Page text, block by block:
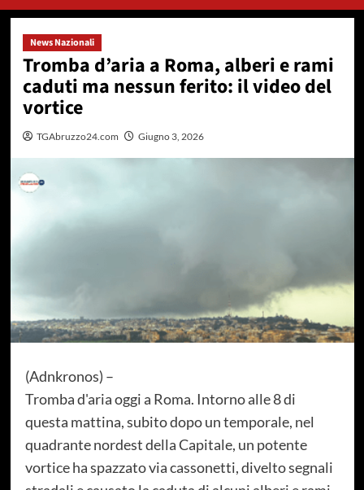
News Nazionali
Tromba d’aria a Roma, alberi e rami
caduti ma nessun ferito: il video del
vortice
TGAbruzzo24.com Giugno 3, 2026
(Adnkronos) –
Tromba d'aria oggi a Roma. Intorno alle 8 di
questa mattina, subito dopo un temporale, nel
quadrante nordest della Capitale, un potente
vortice ha spazzato via cassonetti, divelto segnali